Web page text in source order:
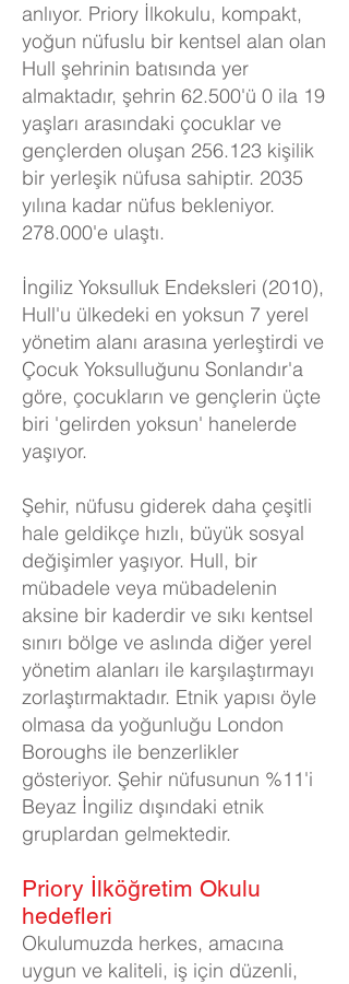
anlıyor. Priory İlkokulu, kompakt,
yoğun nüfuslu bir kentsel alan olan
Hull şehrinin batısında yer
almaktadır, şehrin 62.500'ü 0 ila 19
yaşları arasındaki çocuklar ve
gençlerden oluşan 256.123 kişilik
bir yerleşik nüfusa sahiptir. 2035
yılına kadar nüfus bekleniyor.
278.000'e ulaştı.
İngiliz Yoksulluk Endeksleri (2010),
Hull'u ülkedeki en yoksun 7 yerel
yönetim alanı arasına yerleştirdi ve
Çocuk Yoksulluğunu Sonlandır'a
göre, çocukların ve gençlerin üçte
biri 'gelirden yoksun' hanelerde
yaşıyor.
Şehir, nüfusu giderek daha çeşitli
hale geldikçe hızlı, büyük sosyal
değişimler yaşıyor. Hull, bir
mübadele veya mübadelenin
aksine bir kaderdir ve sıkı kentsel
sınırı bölge ve aslında diğer yerel
yönetim alanları ile karşılaştırmayı
zorlaştırmaktadır. Etnik yapısı öyle
olmasa da yoğunluğu London
Boroughs ile benzerlikler
gösteriyor. Şehir nüfusunun %11'i
Beyaz İngiliz dışındaki etnik
gruplardan gelmektedir.
Priory İlköğretim Okulu
hedefleri
Okulumuzda herkes, amacına
uygun ve kaliteli, iş için düzenli,